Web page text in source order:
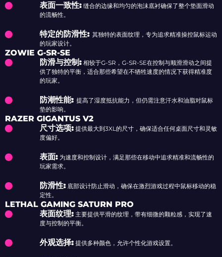
表面一致性: 缝合的边缘和均匀的泡沫底衬确保了整个垫面滑动
的流畅性。
特定的防滑性: 其独特的表面纹理，专为追求精准操控鼠标运动
的玩家设计。
ZOWIE G-SR-SE
防滑与控制: 相较于G-SR，G-SR-SE在控制与顺滑滑动之间提
供了独特的平衡，适合那些希望在不牺牲速度的情况下获得精准度
的玩家。
防潮性能: 提高了湿度抵抗能力，但仍需注意汗水和油脂对鼠标
垫的影响。
RAZER GIGANTUS V2
尺寸选项: 提供最大到3XL的尺寸，确保适合任何桌面尺寸和灵敏
度偏好。
表面: 为速度和控制设计，满足那些在移动中追求精准和流畅性的
玩家需求。
防滑性: 底部设计防止滑动，确保在激烈游戏过程中鼠标移动的稳
定性。
LETHAL GAMING SATURN PRO
表面纹理: 主要提供平滑的纹理，带有细微的颗粒感，实现了速
度与控制的平衡。
外观选择: 提供多种颜色，允许个性化游戏设置。